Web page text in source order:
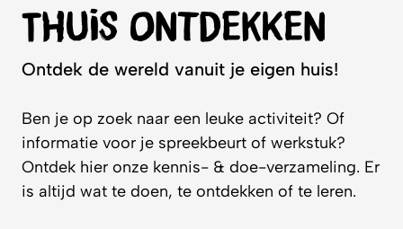
Thuis Ontdekken
Ontdek de wereld vanuit je eigen huis!
Ben je op zoek naar een leuke activiteit? Of
informatie voor je spreekbeurt of werkstuk?
Ontdek hier onze kennis- & doe-verzameling. Er
is altijd wat te doen, te ontdekken of te leren.